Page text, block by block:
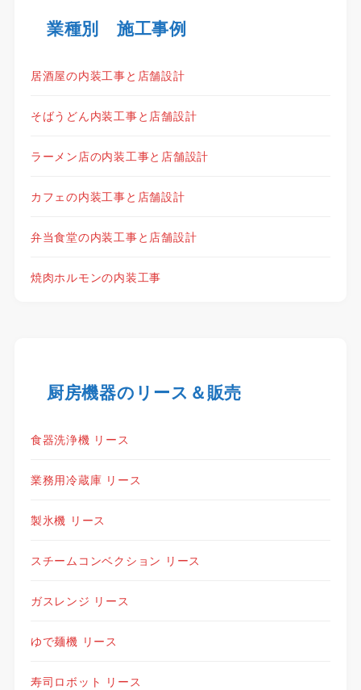
業種別 施工事例
居酒屋の内装工事と店舗設計
そばうどん内装工事と店舗設計
ラーメン店の内装工事と店舗設計
カフェの内装工事と店舗設計
弁当食堂の内装工事と店舗設計
焼肉ホルモンの内装工事
厨房機器のリース＆販売
食器洗浄機 リース
業務用冷蔵庫 リース
製氷機 リース
スチームコンベクション リース
ガスレンジ リース
ゆで麺機 リース
寿司ロボット リース